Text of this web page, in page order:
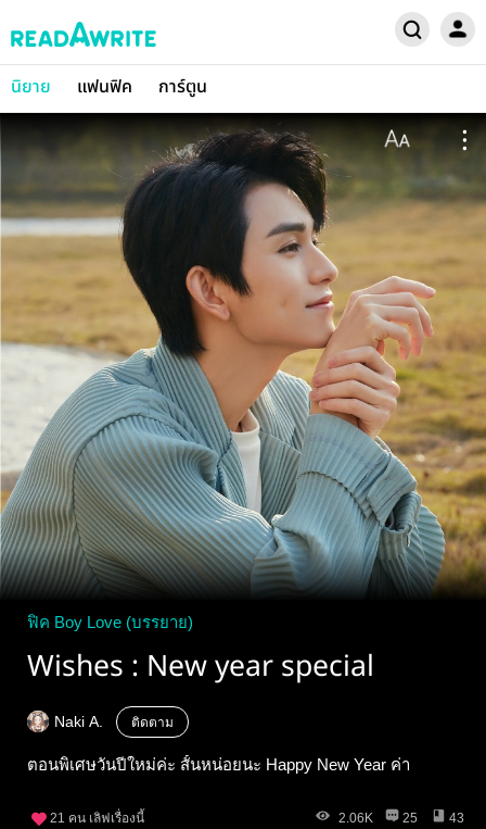
นิยาย แฟนฟิค การ์ตูน
ฟิค Boy Love (บรรยาย)
Wishes : New year special
Naki A. ติดตาม
ตอนพิเศษวันปีใหม่ค่ะ สั้นหน่อยนะ Happy New Year ค่า
21 คน เลิฟเรื่องนี้ 2.06K 25 43